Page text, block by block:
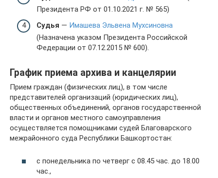
Президента РФ от 01.10.2021 г. № 565)
Судья — Имашева Эльвена Мухсиновна
(Назначена указом Президента Российской
Федерации от 07.12.2015 № 600).
График приема архива и канцелярии
Прием граждан (физических лиц), в том числе
представителей организаций (юридических лиц),
общественных объединений, органов государственной
власти и органов местного самоуправления
осуществляется помощниками судей Благоварского
межрайонного суда Республики Башкортостан:
с понедельника по четверг с 08.45 час. до 18.00
час.,